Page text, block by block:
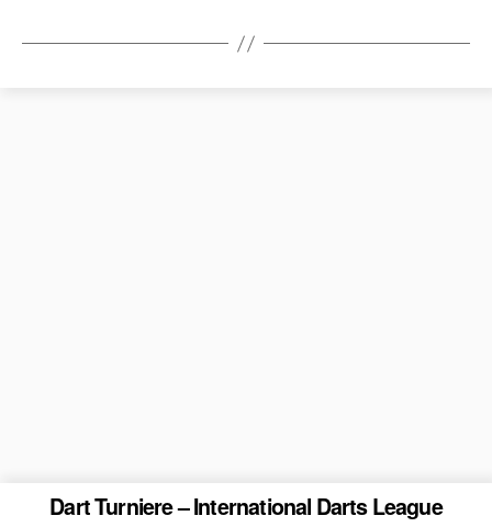
Dart Turniere – International Darts League